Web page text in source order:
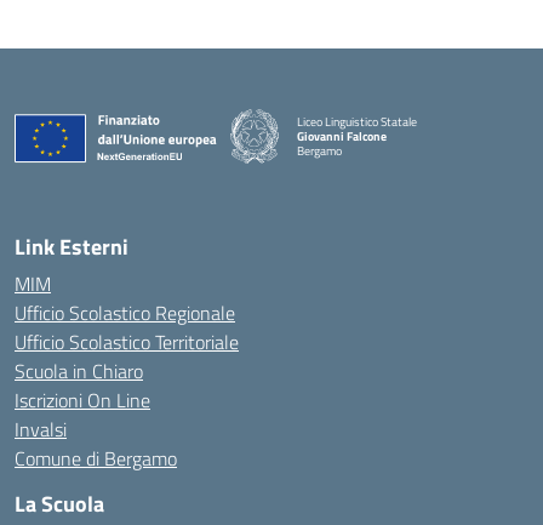
Liceo Linguistico Statale
Giovanni Falcone
Bergamo
— Visita la pagina iniziale della scuola
Link Esterni
MIM
Ufficio Scolastico Regionale
Ufficio Scolastico Territoriale
Scuola in Chiaro
Iscrizioni On Line
Invalsi
Comune di Bergamo
La Scuola